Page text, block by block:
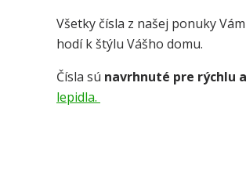
Všetky čísla z našej ponuky
hodí k štýlu Vášho domu.
Čísla sú navrhnuté pre rýchlu
lepidla.